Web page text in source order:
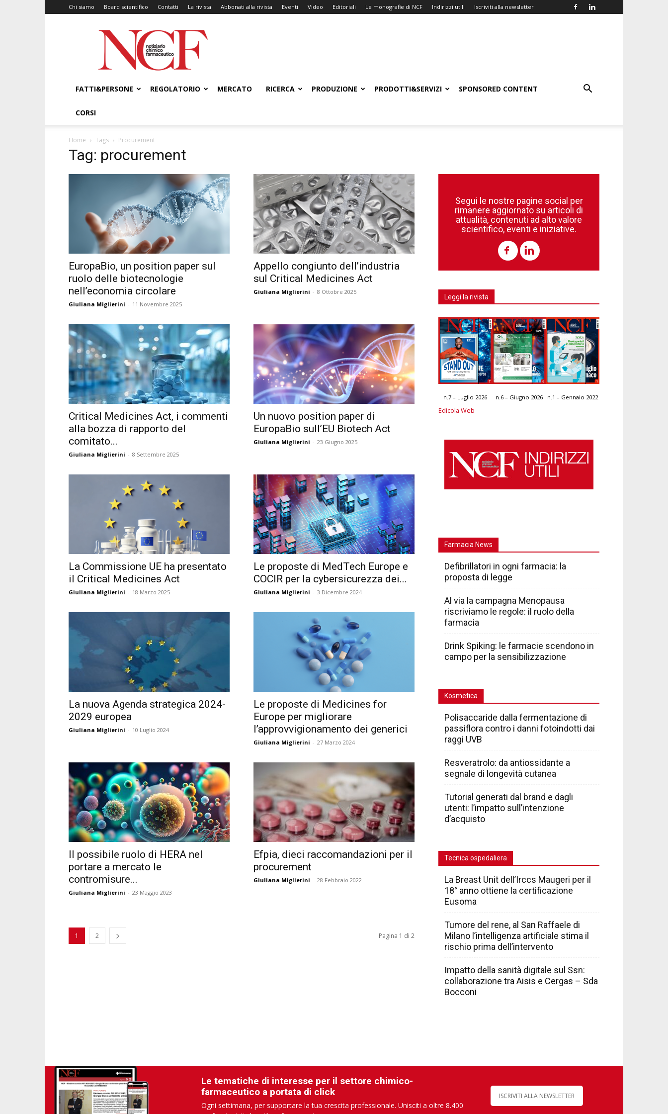
Chi siamo Board scientifico Contatti La rivista Abbonati alla rivista Eventi Video Editoriali Le monografie di NCF Indirizzi utili Iscriviti alla newsletter
NCF
–
Notiziario
Chimico
FATTI&PERSONE
REGOLATORIO MERCATO RICERCA PRODUZIONE PRODOTTI&SERVIZI SPONSORED CONTENT
CORSI
Home Tags Procurement
Tag: procurement
EuropaBio, un position paper sul
ruolo delle biotecnologie
nell’economia circolare
Giuliana Miglierini - 11 Novembre 2025
Appello congiunto dell’industria
sul Critical Medicines Act
Giuliana Miglierini - 8 Ottobre 2025
Critical Medicines Act, i commenti
alla bozza di rapporto del
comitato...
Giuliana Miglierini - 8 Settembre 2025
Un nuovo position paper di
EuropaBio sull’EU Biotech Act
Giuliana Miglierini - 23 Giugno 2025
La Commissione UE ha presentato
il Critical Medicines Act
Giuliana Miglierini - 18 Marzo 2025
Le proposte di MedTech Europe e
COCIR per la cybersicurezza dei...
Giuliana Miglierini - 3 Dicembre 2024
La nuova Agenda strategica 2024-
2029 europea
Giuliana Miglierini - 10 Luglio 2024
Le proposte di Medicines for
Europe per migliorare
l’approvvigionamento dei generici
Giuliana Miglierini - 27 Marzo 2024
Il possibile ruolo di HERA nel
portare a mercato le
contromisure...
Giuliana Miglierini - 23 Maggio 2023
Efpia, dieci raccomandazioni per il
procurement
Giuliana Miglierini - 28 Febbraio 2022
1 2 Pagina 1 di 2
Segui le nostre pagine social per
rimanere aggiornato su articoli di
attualità, contenuti ad alto valore
scientifico, eventi e iniziative.
Leggi la rivista
n.7 – Luglio 2026 n.6 – Giugno 2026 n.1 – Gennaio 2022
Edicola Web
Farmacia News
Defibrillatori in ogni farmacia: la
proposta di legge
Al via la campagna Menopausa
riscriviamo le regole: il ruolo della
farmacia
Drink Spiking: le farmacie scendono in
campo per la sensibilizzazione
Kosmetica
Polisaccaride dalla fermentazione di
passiflora contro i danni fotoindotti dai
raggi UVB
Resveratrolo: da antiossidante a
segnale di longevità cutanea
Tutorial generati dal brand e dagli
utenti: l’impatto sull’intenzione
d’acquisto
Tecnica ospedaliera
La Breast Unit dell’Irccs Maugeri per il
18° anno ottiene la certificazione
Eusoma
Tumore del rene, al San Raffaele di
Milano l’intelligenza artificiale stima il
rischio prima dell’intervento
Impatto della sanità digitale sul Ssn:
collaborazione tra Aisis e Cergas – Sda
Bocconi
Le tematiche di interesse per il settore chimico-
farmaceutico a portata di click
Ogni settimana, per supportare la tua crescita professionale. Unisciti a oltre 8.400
ISCRIVITI ALLA NEWSLETTER